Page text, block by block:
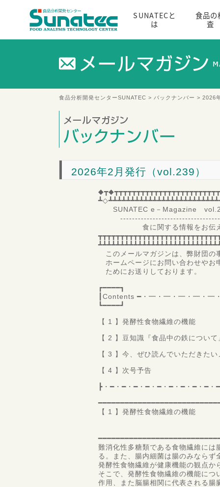
SUNATECと
は
食品の
査
食品分析開発センターSUNATEC > バックナンバー > 2026
2026年2月発行（vol.239）
SUNATEC e－Magazine
食に関する情報をお伝え
このメールマガジンは、弊財団の
ホームページにお問い合わせやお
ためにお送りしております。
┏━━━━┓
┃Contents ━・━・━・━・━
┗━━━━┛
【 1 】発酵性食物繊維の機能
【 2 】豆知識『食品中の鉄について
【 3 】今、ぜひ読んでいただきた
【 4 】次号予告
┣・━・━・━・━・━・━・━・━・━
【 1 】発酵性食物繊維の機能
難消化性多糖類である食物繊維に
る。また、腸内細菌は腸のみなら
発酵性食物繊維が健康機能の観点か
そこで、発酵性食物繊維の機能に
作用、また脳腸相関に代表される